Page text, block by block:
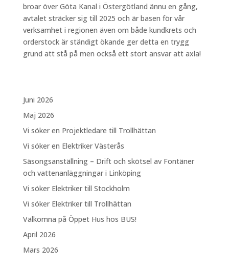
broar över Göta Kanal i Östergötland ännu en gång,
avtalet sträcker sig till 2025 och är basen för vår
verksamhet i regionen även om både kundkrets och
orderstock är ständigt ökande ger detta en trygg
grund att stå på men också ett stort ansvar att axla!
Juni 2026
Maj 2026
Vi söker en Projektledare till Trollhättan
Vi söker en Elektriker Västerås
Säsongsanställning – Drift och skötsel av Fontäner
och vattenanläggningar i Linköping
Vi söker Elektriker till Stockholm
Vi söker Elektriker till Trollhättan
Välkomna på Öppet Hus hos BUS!
April 2026
Mars 2026